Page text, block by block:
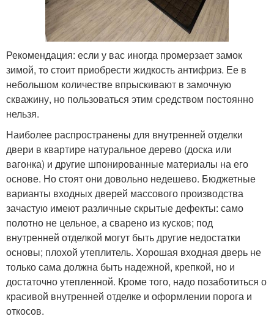
Рекомендация: если у вас иногда промерзает замок
зимой, то стоит приобрести жидкость антифриз. Ее в
небольшом количестве впрыскивают в замочную
скважину, но пользоваться этим средством постоянно
нельзя.
Наиболее распространены для внутренней отделки
двери в квартире натуральное дерево (доска или
вагонка) и другие шпонированные материалы на его
основе. Но стоят они довольно недешево. Бюджетные
варианты входных дверей массового производства
зачастую имеют различные скрытые дефекты: само
полотно не цельное, а сварено из кусков; под
внутренней отделкой могут быть другие недостатки
основы; плохой утеплитель. Хорошая входная дверь не
только сама должна быть надежной, крепкой, но и
достаточно утепленной. Кроме того, надо позаботиться о
красивой внутренней отделке и оформлении порога и
откосов.